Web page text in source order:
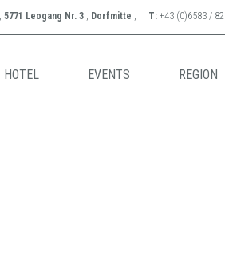
5771 Leogang Nr. 3 , Dorfmitte , T: +43 (0)6583 /
HOTEL EVENTS REGION